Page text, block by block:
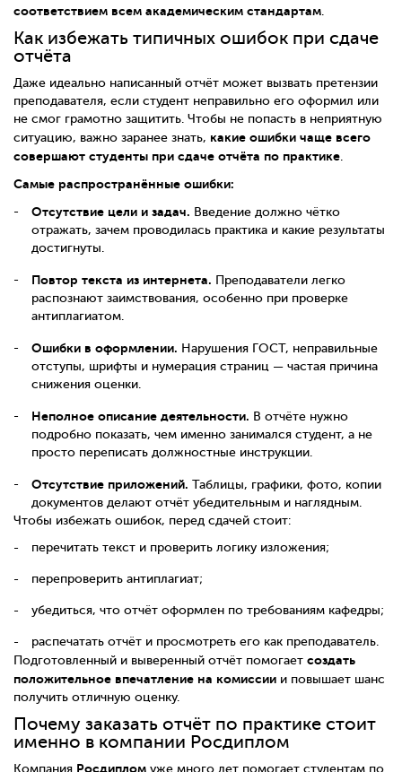
соответствием всем академическим стандартам
Как избежать типичных ошибок при сдаче
отчёта
Даже идеально написанный отчёт может вызвать претензии
преподавателя, если студент неправильно его оформил или
не смог грамотно защитить. Чтобы не попасть в неприятную
ситуацию, важно заранее знать, какие ошибки чаще всего
совершают студенты при сдаче отчёта по практике
Самые распространённые ошибки:
Отсутствие цели и задач. Введение должно чётко
отражать, зачем проводилась практика и какие результаты
достигнуты.
Повтор текста из интернета. Преподаватели легко
распознают заимствования, особенно при проверке
антиплагиатом.
Ошибки в оформлении. Нарушения ГОСТ, неправильные
отступы, шрифты и нумерация страниц — частая причина
снижения оценки.
Неполное описание деятельности. В отчёте нужно
подробно показать, чем именно занимался студент, а не
просто переписать должностные инструкции.
Отсутствие приложений. Таблицы, графики, фото, копии
документов делают отчёт убедительным и наглядным.
Чтобы избежать ошибок, перед сдачей стоит:
перечитать текст и проверить логику изложения;
перепроверить антиплагиат;
убедиться, что отчёт оформлен по требованиям кафедры;
распечатать отчёт и просмотреть его как преподаватель.
Подготовленный и выверенный отчёт помогает создать
положительное впечатление на комиссии и повышает шанс
получить отличную оценку.
Почему заказать отчёт по практике стоит
именно в компании Росдиплом
Компания Росдиплом уже много лет помогает студентам по